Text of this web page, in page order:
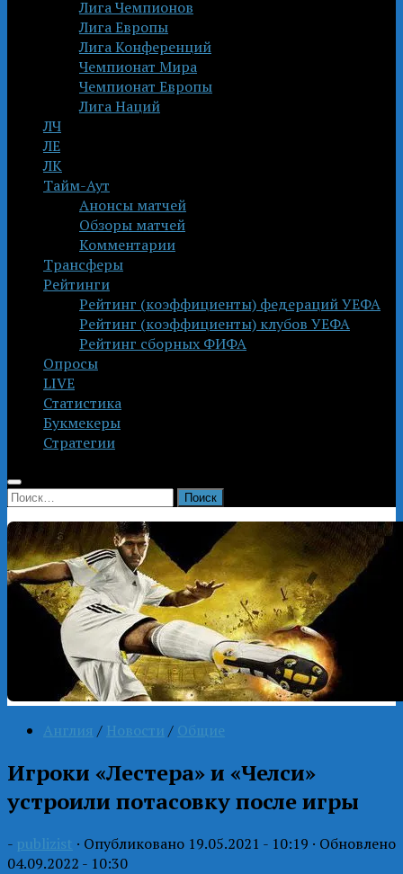
Лига Чемпионов
Лига Европы
Лига Конференций
Чемпионат Мира
Чемпионат Европы
Лига Наций
ЛЧ
ЛЕ
ЛК
Тайм-Аут
Анонсы матчей
Обзоры матчей
Комментарии
Трансферы
Рейтинги
Рейтинг (коэффициенты) федераций УЕФА
Рейтинг (коэффициенты) клубов УЕФА
Рейтинг сборных ФИФА
Опросы
LIVE
Статистика
Букмекеры
Стратегии
Найти:
Англия / Новости / Общие
Игроки «Лестера» и «Челси»
устроили потасовку после игры
- publizist · Опубликовано 19.05.2021 - 10:19 · Обновлено
04.09.2022 - 10:30